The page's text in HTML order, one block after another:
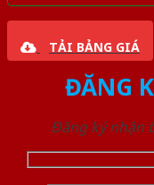
TẢI BẢNG GIÁ
ĐĂNG
Đăng ký nhận